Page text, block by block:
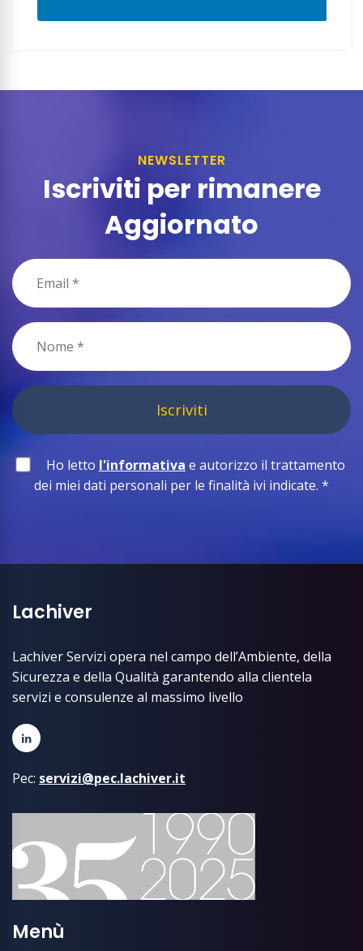
NEWSLETTER
Iscriviti per rimanere
Aggiornato
Iscriviti
Ho letto l'informativa e autorizzo il trattamento
dei miei dati personali per le finalità ivi indicate. *
Lachiver
Lachiver Servizi opera nel campo dell’Ambiente, della
Sicurezza e della Qualità garantendo alla clientela
servizi e consulenze al massimo livello
Pec: servizi@pec.lachiver.it
Menù